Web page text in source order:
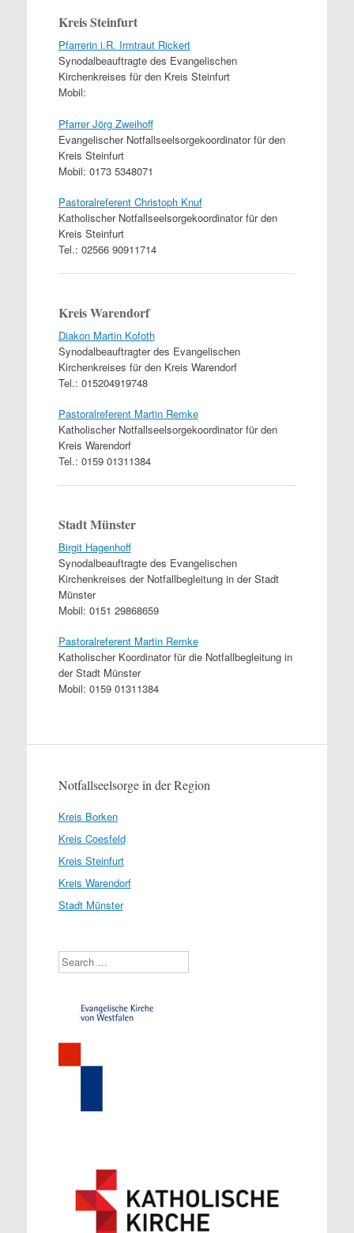
Kreis Steinfurt
Pfarrerin i.R. Irmtraut Rickert
Synodalbeauftragte des Evangelischen
Kirchenkreises für den Kreis Steinfurt
Mobil:
Pfarrer Jörg Zweihoff
Evangelischer Notfallseelsorgekoordinator für den
Kreis Steinfurt
Mobil: 0173 5348071
Pastoralreferent Christoph Knuf
Katholischer Notfallseelsorgekoordinator für den
Kreis Steinfurt
Tel.: 02566 90911714
Kreis Warendorf
Diakon Martin Kofoth
Synodalbeauftragter des Evangelischen
Kirchenkreises für den Kreis Warendorf
Tel.: 015204919748
Pastoralreferent Martin Remke
Katholischer Notfallseelsorgekoordinator für den
Kreis Warendorf
Tel.: 0159 01311384
Stadt Münster
Birgit Hagenhoff
Synodalbeauftragte des Evangelischen
Kirchenkreises der Notfallbegleitung in der Stadt
Münster
Mobil: 0151 29868659
Pastoralreferent Martin Remke
Katholischer Koordinator für die Notfallbegleitung in
der Stadt Münster
Mobil: 0159 01311384
Notfallseelsorge in der Region
Kreis Borken
Kreis Coesfeld
Kreis Steinfurt
Kreis Warendorf
Stadt Münster
Search